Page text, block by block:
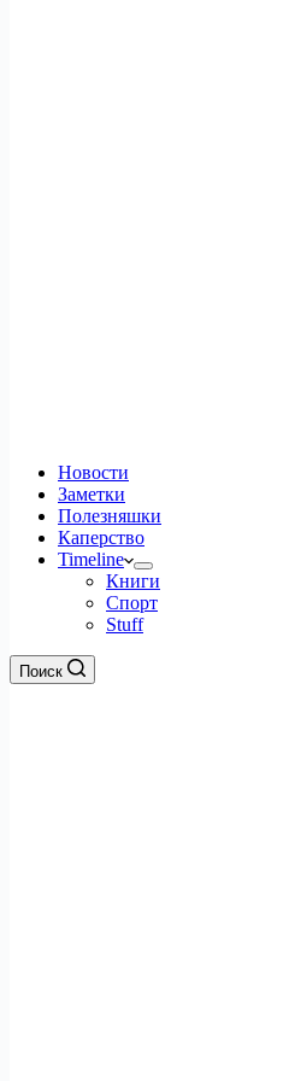
Новости
Заметки
Полезняшки
Каперство
Timeline
Книги
Спорт
Stuff
Поиск